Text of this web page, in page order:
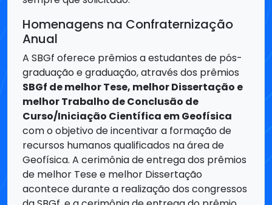
A SBGf oferece prêmios a estudantes de pós-
graduação e graduação, através dos prêmios
SBGf de melhor Tese, melhor Dissertação e
melhor Trabalho de Conclusão de
Curso/Iniciação Científica em Geofísica
com o objetivo de incentivar a formação de
recursos humanos qualificados na área de
Geofísica. A cerimônia de entrega dos prêmios
de melhor Tese e melhor Dissertação
acontece durante a realização dos congressos
da SBGf, e a cerimônia de entrega do prêmio
de melhor Trabalho de Conclusão de
Curso/Iniciação Científica acontece durante a
realização dos simpósios da SBGf.